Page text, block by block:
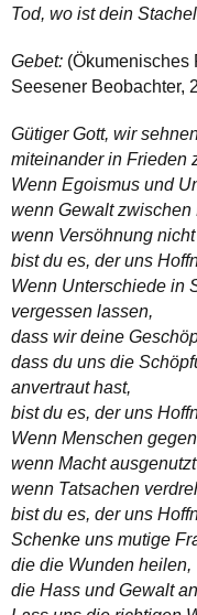
Tod, wo ist dein
Gebet: (Ökumenisches
Seesener Beobachter,
Gütiger Gott, wir
miteinander in Frieden
Wenn Egoismus und
wenn Gewalt zwischen
wenn Versöhnung
bist du es, der uns
Wenn Unterschiede in
vergessen lassen,
dass wir deine
dass du uns die
anvertraut hast,
bist du es, der uns
Wenn Menschen
wenn Macht
wenn Tatsachen
bist du es, der uns
Schenke uns mutige
die die Wunden heilen,
die Hass und Gewalt